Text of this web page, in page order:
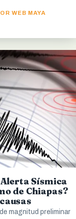
WEB MAYA
Sísmica
de Chiapas?
magnitud preliminar